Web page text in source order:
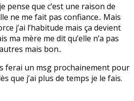
pense que c’est une raison de
ne me fait pas confiance.. Mais
j’ai l’habitude mais ça devient
ma mère me dit qu’elle n’a pas
mais bon..
ferai un msg prochainement pour
que j’ai plus de temps je le fais.